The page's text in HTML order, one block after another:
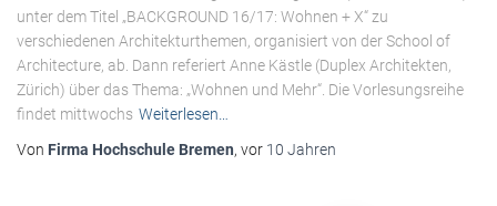
unter dem Titel „BACKGROUND 16/17: Wohnen + X“ zu
verschiedenen Architekturthemen, organisiert von der School of
Architecture, ab. Dann referiert Anne Kästle (Duplex Architekten,
Zürich) über das Thema: „Wohnen und Mehr“. Die Vorlesungsreihe
findet mittwochs Weiterlesen…
Von Firma Hochschule Bremen, vor 10 Jahren